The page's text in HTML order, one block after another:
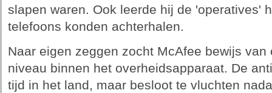
slapen waren. Ook leerde hij de 'operatives'
telefoons konden achterhalen.
Naar eigen zeggen zocht McAfee bewijs
niveau binnen het overheidsapparaat. De
tijd in het land, maar besloot te vluchten